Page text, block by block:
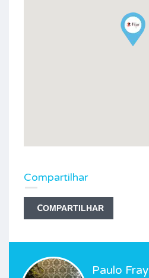
Compartilhar
COMPARTILHAR
Paulo Fray